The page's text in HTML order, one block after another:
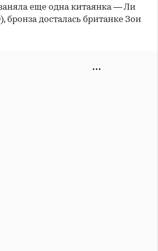
еще одна китаянка — Ли
бронза досталась британке Зои